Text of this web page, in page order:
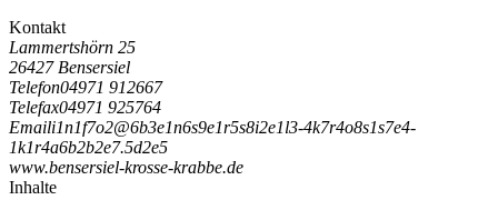
Kontakt
Lammertshörn 25
26427 Bensersiel
Telefon04971 912667
Telefax04971 925764
Emaili1n1f7o2@6b3e1n6s9e1r5s8i2e1l3-4k7r4o8s1s7e4-
1k1r4a6b2b2e7.5d2e5
www.bensersiel-krosse-krabbe.de
Inhalte